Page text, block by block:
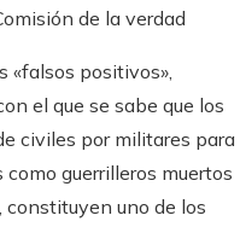
de la verdad
«falsos positivos»,
el que se sabe que los
civiles por militares para
como guerrilleros muertos
constituyen uno de los